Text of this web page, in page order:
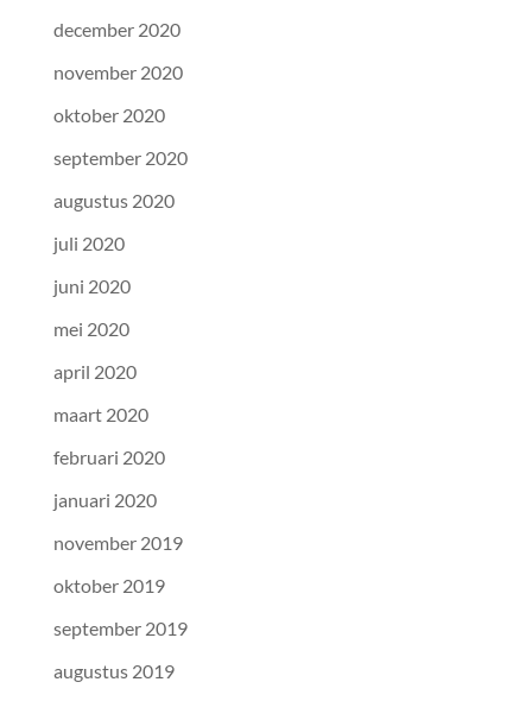
december 2020
november 2020
oktober 2020
september 2020
augustus 2020
juli 2020
juni 2020
mei 2020
april 2020
maart 2020
februari 2020
januari 2020
november 2019
oktober 2019
september 2019
augustus 2019